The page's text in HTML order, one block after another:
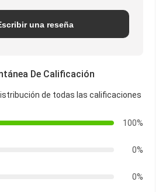
una reseña
De Calificación
de todas las calificaciones
100%
0%
0%